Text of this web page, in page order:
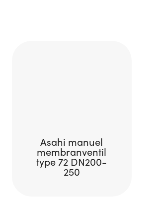
Asahi manuel
membranventil
type 72 DN200-
250